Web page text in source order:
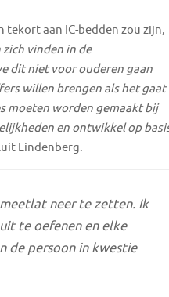
tekort aan IC-bedden zou zijn,
vinden in de
dit niet voor ouderen gaan
willen brengen als het gaat
moeten worden gemaakt bij
en ontwikkel op
Lindenberg.
neer te zetten. Ik
te oefenen en elke
de persoon in kwestie